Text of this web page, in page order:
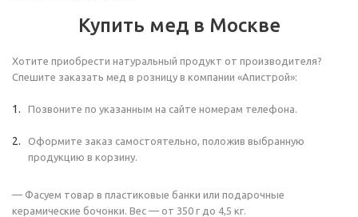
Купить мед в Москве
Хотите приобрести натуральный продукт от производителя?
Спешите заказать мед в розницу в компании «Апистрой»:
Позвоните по указанным на сайте номерам телефона.
Оформите заказ самостоятельно, положив выбранную
продукцию в корзину.
— Фасуем товар в пластиковые банки или подарочные
керамические бочонки. Вес — от 350 г до 4,5 кг.